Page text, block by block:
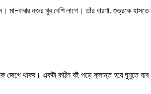
মা-বাবার নজর খুব বেশি লাগে। তাঁর ধারণা, শুভ্রকে
জেগে থাকব। একটা কঠিন বই পড়ে ক্লান্ত হয়ে ঘুমুতে